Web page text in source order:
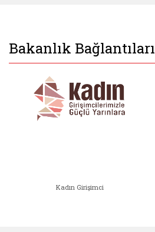
Bakanlık Bağlantıları
Kadın Girişimci